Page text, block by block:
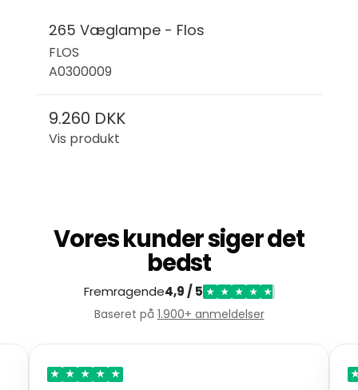
265 Væglampe - Flos
FLOS
A0300009
9.260 DKK
Vis produkt
Vores kunder siger det
bedst
Fremragende4,9 / 5 ★ ★ ★ ★ ★
Baseret på 1.900+ anmeldelser
★ ★ ★ ★ ★